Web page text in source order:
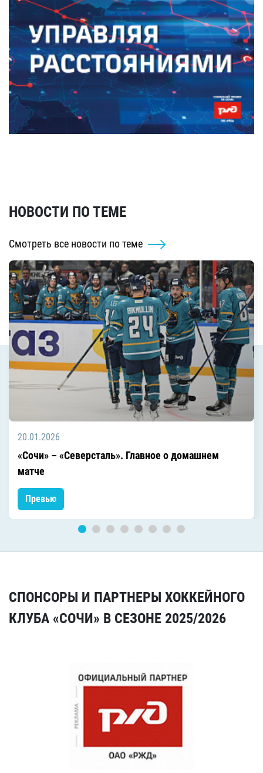
НОВОСТИ ПО ТЕМЕ
Смотреть все новости по теме
20.01.2026
«Сочи» – «Северсталь». Главное о домашнем
матче
Превью
СПОНСОРЫ И ПАРТНЕРЫ ХОККЕЙНОГО
КЛУБА «СОЧИ» В СЕЗОНЕ 2025/2026